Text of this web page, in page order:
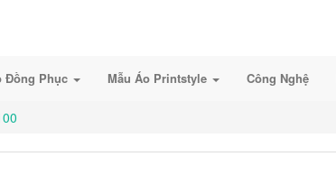
Đồng Phục Mẫu Áo Printstyle Công Nghệ